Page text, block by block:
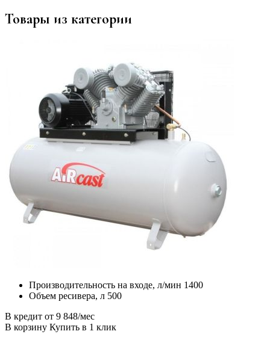
Товары из категории
Производительность на входе, л/мин 1400
Объем ресивера, л 500
В кредит от 9 848/мес
В корзину Купить в 1 клик